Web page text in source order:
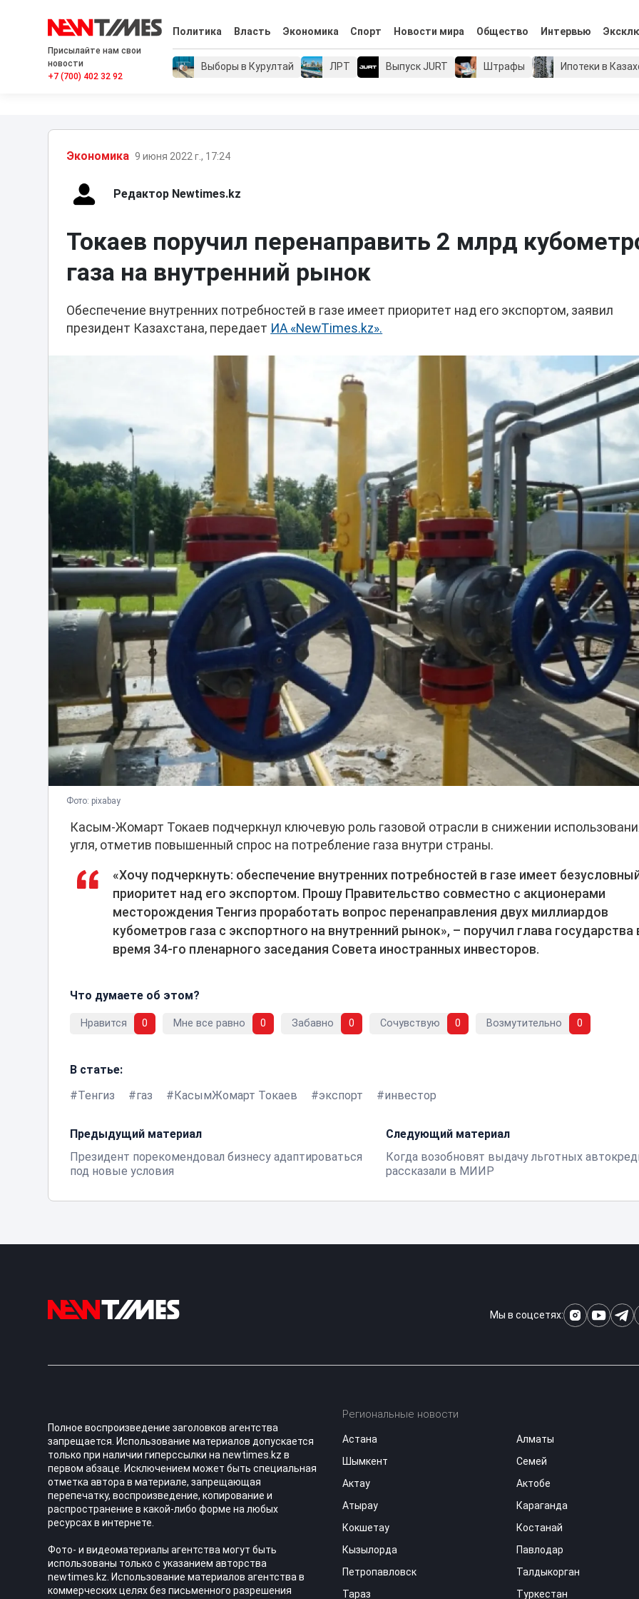
Присылайте нам свои
новости
+7 (700) 402 32 92
Политика Власть Экономика Спорт Новости мира Общество Интервью
Выборы в Курултай ЛРТ Выпуск JURT Штрафы Ипотеки в
Экономика 9 июня 2022 г., 17:24
Редактор Newtimes.kz
Токаев поручил перенаправить 2 млрд
газа на внутренний рынок
Обеспечение внутренних потребностей в газе имеет приоритет над его экспортом, заявил
президент Казахстана, передает ИА «NewTimes.kz».
Фото: pixabay
Касым-Жомарт Токаев подчеркнул ключевую роль газовой отрасли в снижении
угля, отметив повышенный спрос на потребление газа внутри страны.
«Хочу подчеркнуть: обеспечение внутренних потребностей в газе имеет
приоритет над его экспортом. Прошу Правительство совместно с акционерами
месторождения Тенгиз проработать вопрос перенаправления двух миллиардов
кубометров газа с экспортного на внутренний рынок», – поручил глава государства
время 34-го пленарного заседания Совета иностранных инвесторов.
Что думаете об этом?
Нравится 0 Мне все равно 0 Забавно 0 Сочувствую 0 Возмутительно 0
В статье:
Тенгиз
газ КасымЖомарт Токаев экспорт инвестор
Предыдущий материал
Президент порекомендовал бизнесу адаптироваться
под новые условия
Следующий материал
Когда возобновят выдачу льготных
рассказали в МИИР
Мы в соцсетях:
Полное воспроизведение заголовков агентства
запрещается. Использование материалов допускается
только при наличии гиперссылки на newtimes.kz в
первом абзаце. Исключением может быть специальная
отметка автора в материале, запрещающая
перепечатку, воспроизведение, копирование и
распространение в какой-либо форме на любых
ресурсах в интернете.
Фото- и видеоматериалы агентства могут быть
использованы только с указанием авторства
newtimes.kz. Использование материалов агентства в
коммерческих целях без письменного разрешения
Региональные новости
Астана
Алматы
Шымкент
Семей
Актау
Актобе
Атырау
Караганда
Кокшетау
Костанай
Кызылорда
Павлодар
Петропавловск
Талдыкорган
Тараз
Туркестан